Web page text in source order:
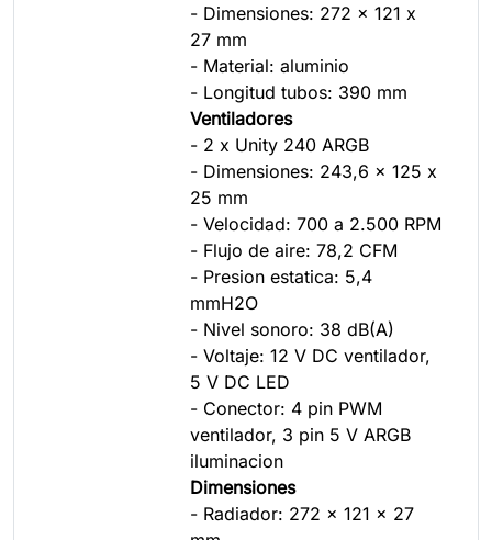
- Dimensiones: 272 x 121 x
27 mm
- Material: aluminio
- Longitud tubos: 390 mm
Ventiladores
- 2 x Unity 240 ARGB
- Dimensiones: 243,6 x 125 x
25 mm
- Velocidad: 700 a 2.500 RPM
- Flujo de aire: 78,2 CFM
- Presion estatica: 5,4
mmH2O
- Nivel sonoro: 38 dB(A)
- Voltaje: 12 V DC ventilador,
5 V DC LED
- Conector: 4 pin PWM
ventilador, 3 pin 5 V ARGB
iluminacion
Dimensiones
- Radiador: 272 x 121 x 27